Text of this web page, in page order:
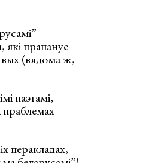
які прапануе
(вядома ж,
паэтамі,
перакладах,